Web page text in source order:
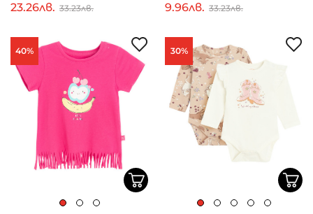
23.26лв. 33.23лв.
9.96лв. 33.23лв.
40% 30%